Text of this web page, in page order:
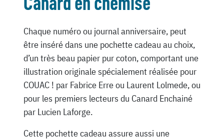
Chaque numéro ou journal anniversaire, peut
être inséré dans une pochette cadeau au choix,
d’un très beau papier pur coton, comportant une
illustration originale spécialement réalisée pour
COUAC ! par Fabrice Erre ou Laurent Lolmede, ou
pour les premiers lecteurs du Canard Enchainé
par Lucien Laforge.
Cette pochette cadeau assure aussi une